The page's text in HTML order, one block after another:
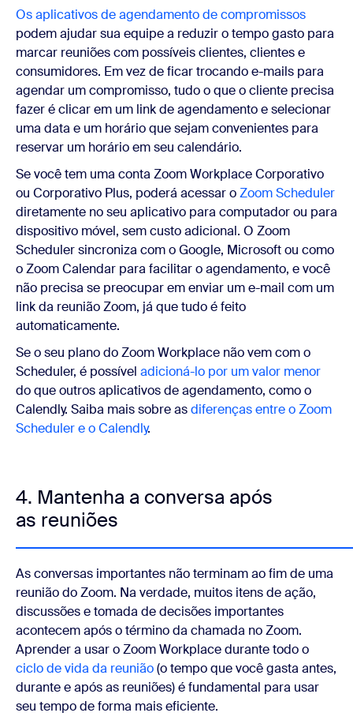
Os aplicativos de agendamento de compromissos
podem ajudar sua equipe a reduzir o tempo gasto para
marcar reuniões com possíveis clientes, clientes e
consumidores. Em vez de ficar trocando e-mails para
agendar um compromisso, tudo o que o cliente precisa
fazer é clicar em um link de agendamento e selecionar
uma data e um horário que sejam convenientes para
reservar um horário em seu calendário.
Se você tem uma conta Zoom Workplace Corporativo
ou Corporativo Plus, poderá acessar oZoom Scheduler
diretamente no seu aplicativo para computador ou para
dispositivo móvel, sem custo adicional. O Zoom
Scheduler sincroniza com o Google, Microsoft ou como
o Zoom Calendar para facilitar o agendamento, e você
não precisa se preocupar em enviar um e-mail com um
link da reunião Zoom, já que tudo é feito
automaticamente.
Se o seu plano do Zoom Workplace não vem com o
Scheduler, é possível adicioná-lo por um valor menor
do que outros aplicativos de agendamento, como o
Calendly. Saiba mais sobre asdiferenças entre o Zoom
Scheduler e o Calendly.
4. Mantenha a conversa após
as reuniões
As conversas importantes não terminam ao fim de uma
reunião do Zoom. Na verdade, muitos itens de ação,
discussões e tomada de decisões importantes
acontecem após o término da chamada no Zoom.
Aprender a usar o Zoom Workplace durante todo o
ciclo de vida da reunião(o tempo que você gasta antes,
durante e após as reuniões) é fundamental para usar
seu tempo de forma mais eficiente.